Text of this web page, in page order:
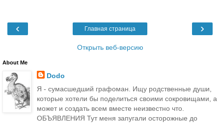
‹ ›
Главная страница
Открыть веб-версию
About Me
Dodo
Я - сумасшедший графоман. Ищу родственные души,
которые хотели бы поделиться своими сокровищами, а
может и создать всем вместе неизвестно что.
ОБЪЯВЛЕНИЯ Тут меня запугали осторожные до